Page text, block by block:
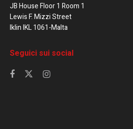
JB House Floor 1 Room 1
Lewis F. Mizzi Street
Iklin IKL 1061-Malta
Seguici sui social